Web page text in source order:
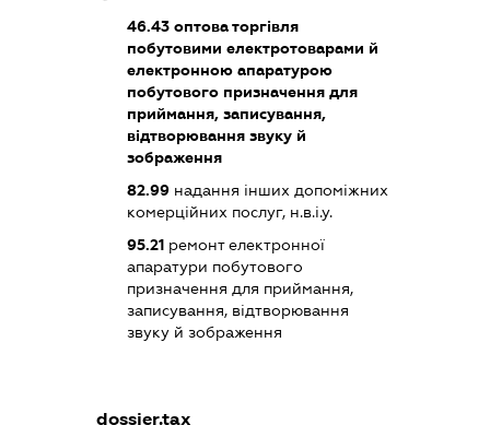
46.43 оптова торгівля
побутовими електротоварами й
електронною апаратурою
побутового призначення для
приймання, записування,
відтворювання звуку й
зображення
82.99 надання інших допоміжних
комерційних послуг, н.в.і.у.
95.21 ремонт електронної
апаратури побутового
призначення для приймання,
записування, відтворювання
звуку й зображення
dossier.tax